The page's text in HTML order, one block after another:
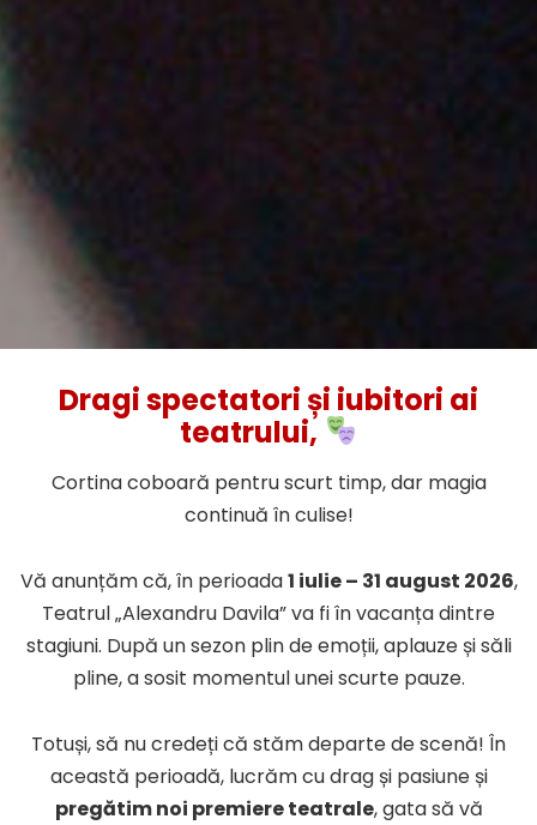
Dragi spectatori și iubitori ai
teatrului,
Cortina coboară pentru scurt timp, dar magia
continuă în culise!
Vă anunțăm că, în perioada1 iulie – 31 august 2026,
Teatrul „Alexandru Davila” va fi în vacanța dintre
stagiuni. După un sezon plin de emoții, aplauze și săli
pline, a sosit momentul unei scurte pauze.
Totuși, să nu credeți că stăm departe de scenă! În
această perioadă, lucrăm cu drag și pasiune și
pregătim noi premiere teatrale, gata să vă